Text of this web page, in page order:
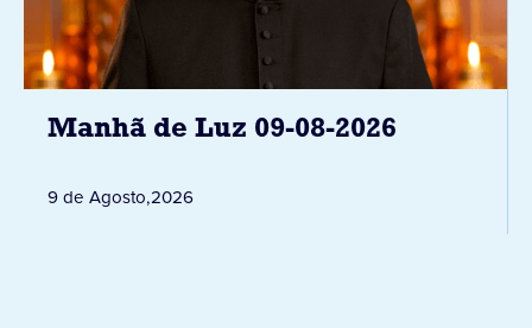
Manhã de Luz 09-08-2026
9 de Agosto,2026